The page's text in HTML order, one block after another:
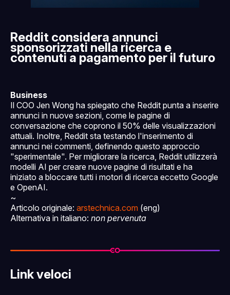
Reddit considera annunci
sponsorizzati nella ricerca e
contenuti a pagamento per il futuro
Business
Il COO Jen Wong ha spiegato che Reddit punta a inserire
annunci in nuove sezioni, come le pagine di
conversazione che coprono il 50% delle visualizzazioni
attuali. Inoltre, Reddit sta testando l'inserimento di
annunci nei commenti, definendo questo approccio
"sperimentale". Per migliorare la ricerca, Reddit utilizzerà
modelli AI per creare nuove pagine di risultati e ha
iniziato a bloccare tutti i motori di ricerca eccetto Google
e OpenAI.
~
Articolo originale: arstechnica.com (eng)
Alternativa in italiano: non pervenuta
Link veloci